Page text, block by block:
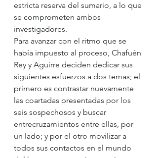
estricta reserva del sumario, a lo que
se comprometen ambos
investigadores.
Para avanzar con el ritmo que se
había impuesto al proceso, Chafuén
Rey y Aguirre deciden dedicar sus
siguientes esfuerzos a dos temas; el
primero es contrastar nuevamente
las coartadas presentadas por los
seis sospechosos y buscar
entrecruzamientos entre ellas, por
un lado; y por el otro movilizar a
todos sus contactos en el mundo